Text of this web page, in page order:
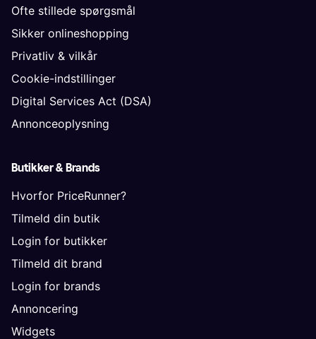
Ofte stillede spørgsmål
Sikker onlineshopping
Privatliv & vilkår
Cookie-indstillinger
Digital Services Act (DSA)
Annonceoplysning
Butikker & Brands
Hvorfor PriceRunner?
Tilmeld din butik
Login for butikker
Tilmeld dit brand
Login for brands
Annoncering
Widgets